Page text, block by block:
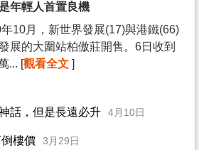
年輕人首置良機
10月，新世界發展(17)與港鐵(66)
展的大圍站柏傲莊開售。6日收到
... [觀看全文 ]
話，但是長遠必升 4月10日
樓價 3月29日